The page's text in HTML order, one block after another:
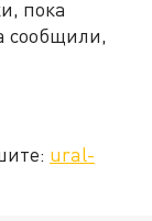
пока
сообщили,
ural-